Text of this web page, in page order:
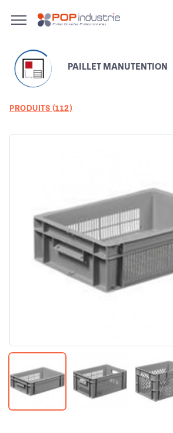
PAILLET MANUTENTION
PRODUITS (112)